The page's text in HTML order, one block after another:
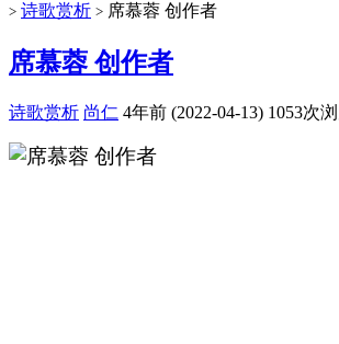
> 诗歌赏析 > 席慕蓉 创作者
席慕蓉 创作者
诗歌赏析 尚仁 4年前 (2022-04-13) 1053次